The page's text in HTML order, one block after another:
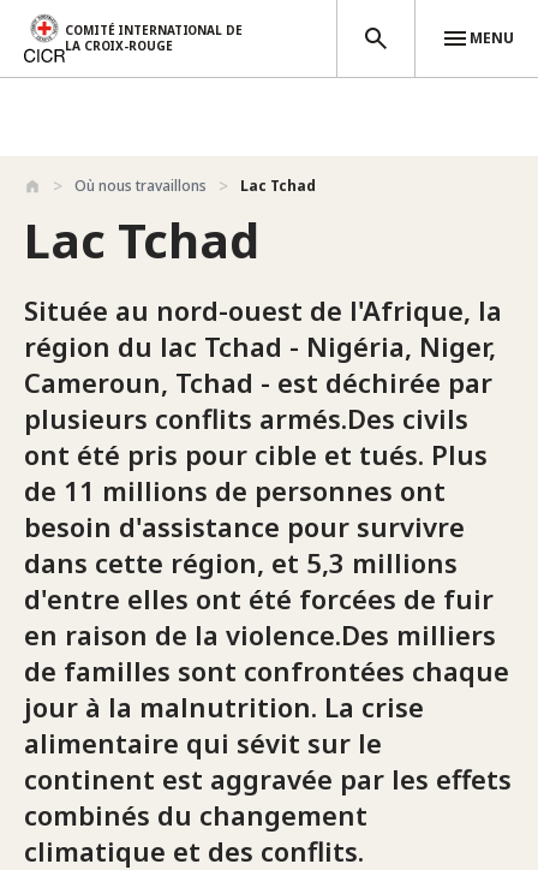
Aller au contenu principal
COMITÉ INTERNATIONAL DE
LA CROIX-ROUGE
MENU
Où nous travaillons Lac Tchad
Lac Tchad
Située au nord-ouest de l'Afrique, la
région du lac Tchad - Nigéria, Niger,
Cameroun, Tchad - est déchirée par
plusieurs conflits armés.Des civils
ont été pris pour cible et tués. Plus
de 11 millions de personnes ont
besoin d'assistance pour survivre
dans cette région, et 5,3 millions
d'entre elles ont été forcées de fuir
en raison de la violence.Des milliers
de familles sont confrontées chaque
jour à la malnutrition. La crise
alimentaire qui sévit sur le
continent est aggravée par les effets
combinés du changement
climatique et des conflits.